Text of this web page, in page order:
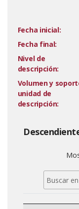
Fecha inicial:
Fecha final:
Nivel de
descripción:
Volumen y
unidad de
descripción: